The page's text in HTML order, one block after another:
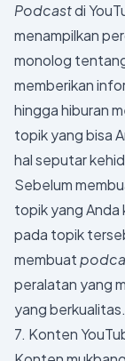
Podcastdi
menampilkan
monolog
memberikan
hingga hiburan
topik yang bisa
hal seputar
Sebelum
topik yang Anda
pada topik
membuat
peralatan yang
yang berkualitas.
7. Konten